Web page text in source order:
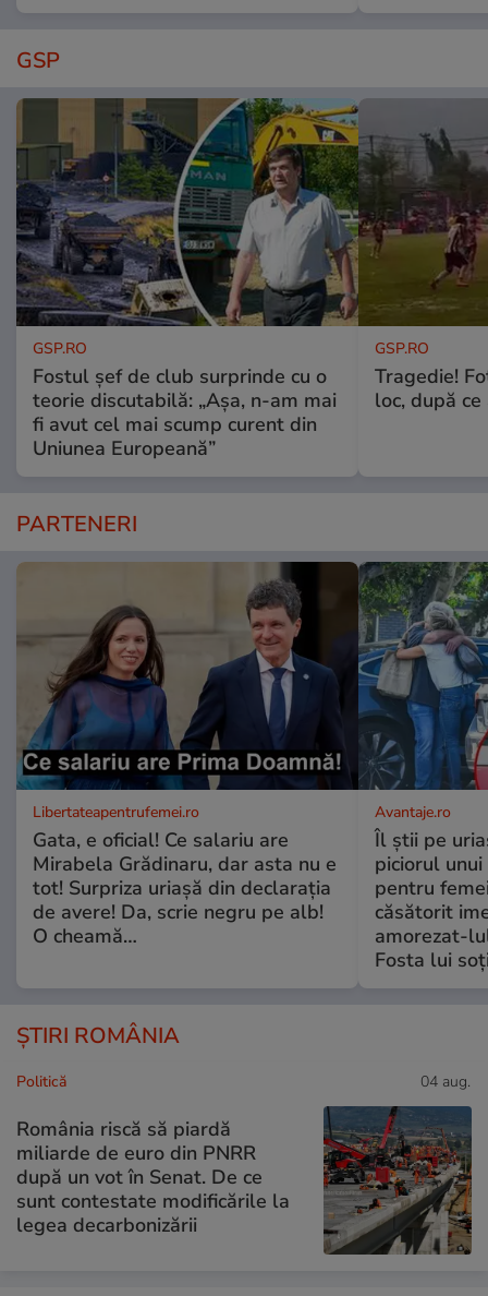
GSP
GSP.RO
Fostul șef de club surprinde cu o
teorie discutabilă: „Așa, n-am mai
fi avut cel mai scump curent din
Uniunea Europeană”
GSP.RO
Tragedie!
loc, după
PARTENERI
Libertateapentrufemei.ro
Gata, e oficial! Ce salariu are
Mirabela Grădinaru, dar asta nu e
tot! Surpriza uriașă din declarația
de avere! Da, scrie negru pe alb!
O cheamă…
Avantaje.ro
Îl știi pe
piciorul
pentru
căsătorit
amorezat-
Fosta lui
ȘTIRI ROMÂNIA
Politică 04 aug.
România riscă să piardă
miliarde de euro din PNRR
după un vot în Senat. De ce
sunt contestate modificările la
legea decarbonizării